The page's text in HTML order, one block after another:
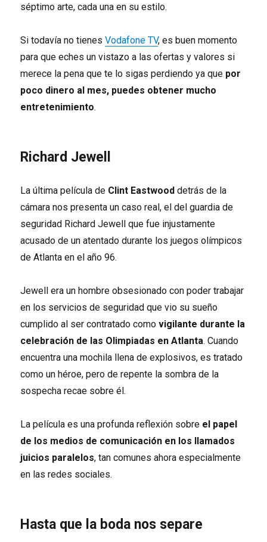
séptimo arte, cada una en su estilo.
Si todavía no tienesVodafone TV, es buen momento
para que eches un vistazo a las ofertas y valores si
merece la pena que te lo sigas perdiendo ya que por
poco dinero al mes, puedes obtener mucho
entretenimiento.
Richard Jewell
La última película de Clint Eastwood detrás de la
cámara nos presenta un caso real, el del guardia de
seguridad Richard Jewell que fue injustamente
acusado de un atentado durante los juegos olímpicos
de Atlanta en el año 96.
Jewell era un hombre obsesionado con poder trabajar
en los servicios de seguridad que vio su sueño
cumplido al ser contratado comovigilante durante la
celebración de las Olimpiadas en Atlanta. Cuando
encuentra una mochila llena de explosivos, es tratado
como un héroe, pero de repente la sombra de la
sospecha recae sobre él.
La película es una profunda reflexión sobre el papel
de los medios de comunicación en los llamados
juicios paralelos, tan comunes ahora especialmente
en las redes sociales.
Hasta que la boda nos separe